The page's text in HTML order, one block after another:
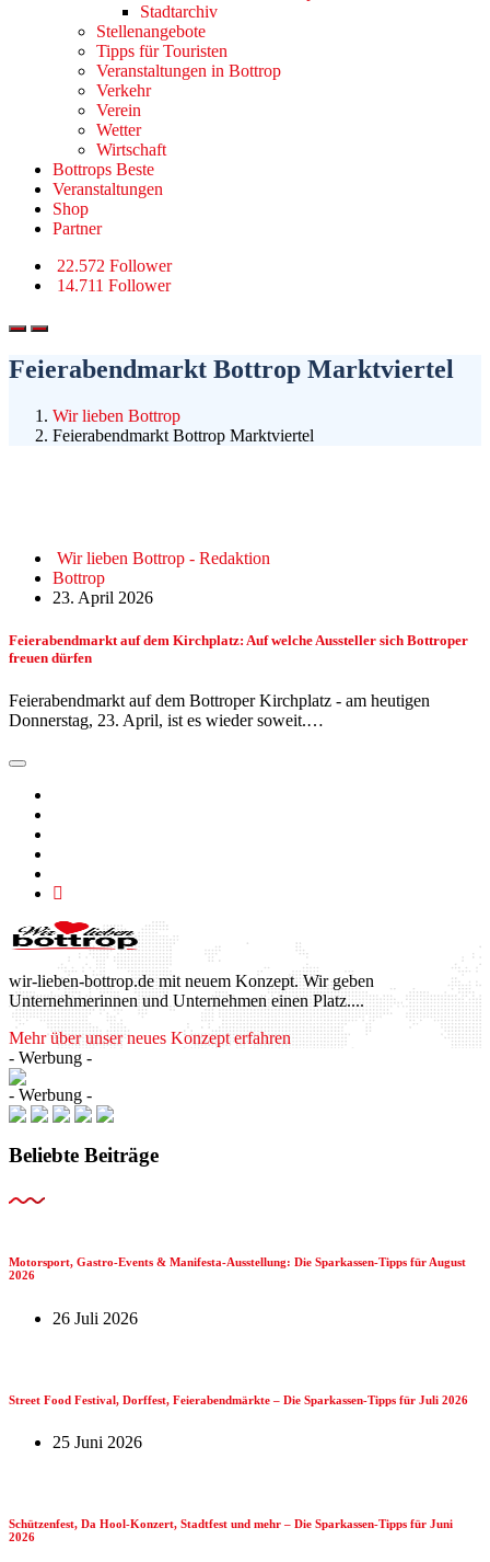
Stadtarchiv
Stellenangebote
Tipps für Touristen
Veranstaltungen in Bottrop
Verkehr
Verein
Wetter
Wirtschaft
Bottrops Beste
Veranstaltungen
Shop
Partner
22.572 Follower
14.711 Follower
Feierabendmarkt Bottrop Marktviertel
Wir lieben Bottrop
Feierabendmarkt Bottrop Marktviertel
Wir lieben Bottrop - Redaktion
Bottrop
23. April 2026
Feierabendmarkt auf dem Kirchplatz: Auf welche Aussteller sich Bottroper
freuen dürfen
Feierabendmarkt auf dem Bottroper Kirchplatz - am heutigen
Donnerstag, 23. April, ist es wieder soweit.…
wir-lieben-bottrop.de mit neuem Konzept. Wir geben
Unternehmerinnen und Unternehmen einen Platz....
Mehr über unser neues Konzept erfahren
- Werbung -
- Werbung -
Beliebte Beiträge
Motorsport, Gastro-Events & Manifesta-Ausstellung: Die Sparkassen-Tipps für August
2026
26 Juli 2026
Street Food Festival, Dorffest, Feierabendmärkte – Die Sparkassen-Tipps für Juli 2026
25 Juni 2026
Schützenfest, Da Hool-Konzert, Stadtfest und mehr – Die Sparkassen-Tipps für Juni
2026